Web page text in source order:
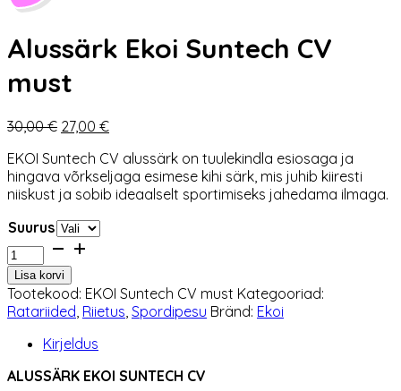
Alussärk Ekoi Suntech CV
must
30,00€ Algne
oli:
30,00 €.
27,00 €Praegune
on:
27,00 €.
EKOI Suntech CV alussärk on tuulekindla esiosaga ja
hingava võrkseljaga esimese kihi särk, mis juhib kiiresti
niiskust ja sobib ideaalselt sportimiseks jahedama ilmaga.
Suurus
Alussärk
Ekoi
Suntech
CV
must
kogus
Lisa korvi
Tootekood: EKOI Suntech CV must Kategooriad:
Ratariided, Riietus, Spordipesu Bränd: Ekoi
Kirjeldus
ALUSSÄRK EKOI SUNTECH CV